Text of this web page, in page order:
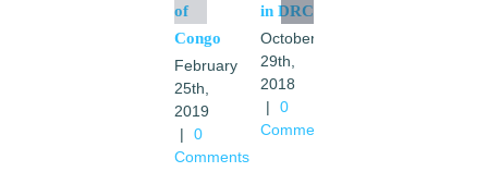
of
Congo
February
25th,
2019
|
0
Comments
in DRC
October
29th,
2018
|
0
Comments